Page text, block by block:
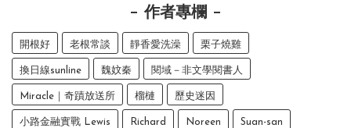
作者專欄
開根好 老根常談 靜香愛洗澡 栗子燒雞
換日線sunline 魏妏秦 閱域－非文學閱書人
Miracle｜奇蹟放送所 榴槤 歷史迷因
小路金融實戰 Lewis Richard Noreen Suan-san